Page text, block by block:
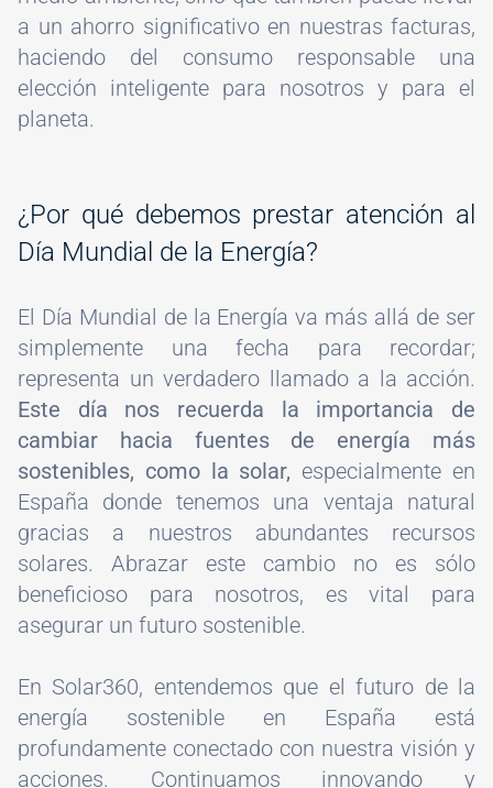
a un ahorro significativo en nuestras facturas,
haciendo del consumo responsable una
elección inteligente para nosotros y para el
planeta.
¿Por qué debemos prestar atención al
Día Mundial de la Energía?
El Día Mundial de la Energía va más allá de ser
simplemente una fecha para recordar;
representa un verdadero llamado a la acción.
Este día nos recuerda la importancia de
cambiar hacia fuentes de energía más
sostenibles, como la solar, especialmente en
España donde tenemos una ventaja natural
gracias a nuestros abundantes recursos
solares. Abrazar este cambio no es sólo
beneficioso para nosotros, es vital para
asegurar un futuro sostenible.
En Solar360, entendemos que el futuro de la
energía sostenible en España está
profundamente conectado con nuestra visión y
acciones. Continuamos innovando y